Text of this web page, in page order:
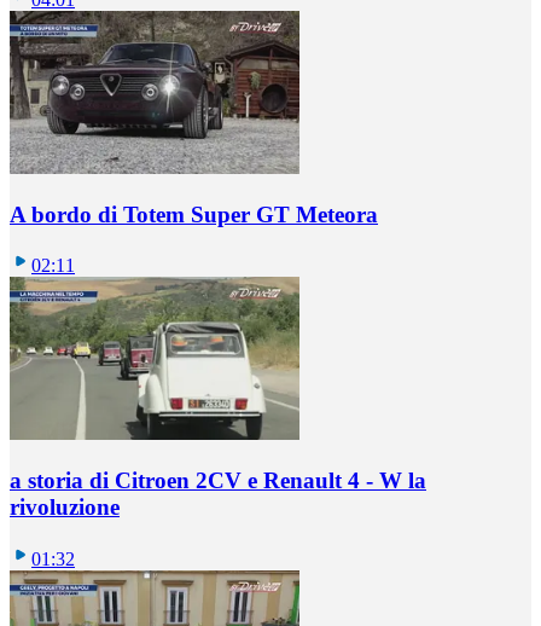
A bordo di Totem Super GT Meteora
02:11
a storia di Citroen 2CV e Renault 4 - W la
rivoluzione
01:32